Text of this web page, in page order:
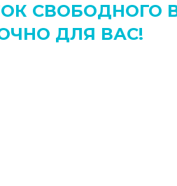
СВОБОДНОГО
ДЛЯ ВАС!